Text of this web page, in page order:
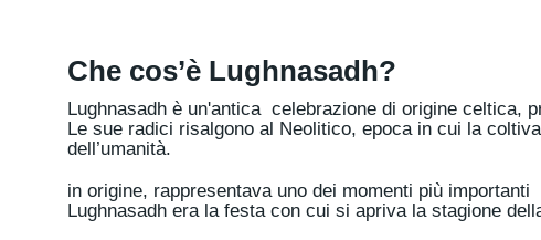
Che cos’è Lughnasadh?
Lughnasadh è un'antica celebrazione di origine celtica,
Le sue radici risalgono al Neolitico, epoca in cui la
dell’umanità.
in origine, rappresentava uno dei momenti più importanti
Lughnasadh era la festa con cui si apriva la stagione